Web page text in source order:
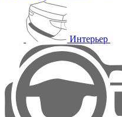
Интерьер